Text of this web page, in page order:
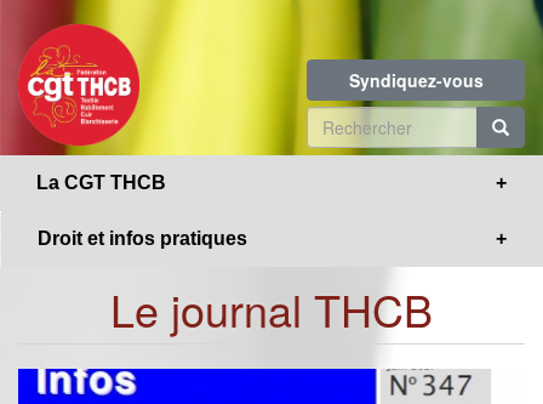
contenu
principal
Syndiquez-vous
Formulaire
de
La CGT THCB
Droit et infos pratiques
Le journal THCB